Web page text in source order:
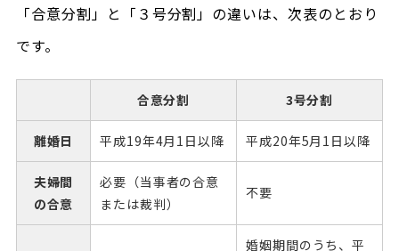
「合意分割」と「３号分割」の違いは、次表のとおり
です。
合意分割 3号分割
離婚日 平成19年4月1日以降 平成20年5月1日以降
夫婦間
の合意
必要（当事者の合意
または裁判）
不要
婚姻期間のうち、平